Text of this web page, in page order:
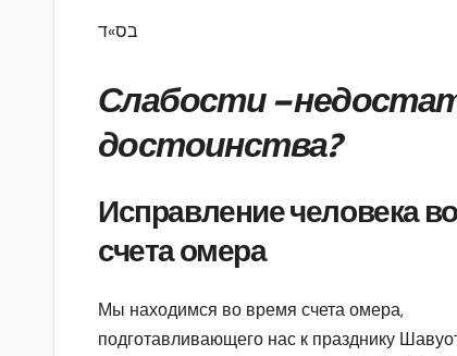
בס»ד
Слабости –
достоинства?
Исправление человека
счета омера
Мы находимся во время счета омера,
подготавливающего нас к празднику